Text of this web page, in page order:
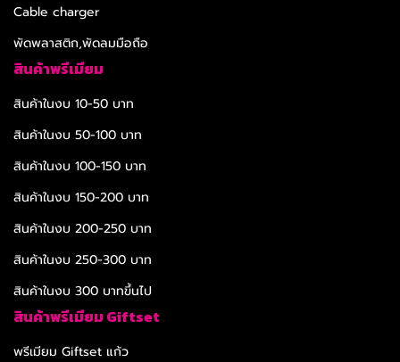
Cable charger
พัดพลาสติก,พัดลมมือถือ
สินค้าพรีเมียม
สินค้าในงบ 10-50 บาท
สินค้าในงบ 50-100 บาท
สินค้าในงบ 100-150 บาท
สินค้าในงบ 150-200 บาท
สินค้าในงบ 200-250 บาท
สินค้าในงบ 250-300 บาท
สินค้าในงบ 300 บาทขึ้นไป
สินค้าพรีเมียม Giftset
พรีเมียม Giftset แก้ว